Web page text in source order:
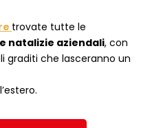
trovate tutte le
natalizie aziendali, con
graditi che lasceranno un